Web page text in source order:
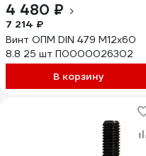
4 480 ₽
7 214 ₽
Винт ОПМ DIN 479 М12x60
8.8 25 шт П0000026302
В корзину